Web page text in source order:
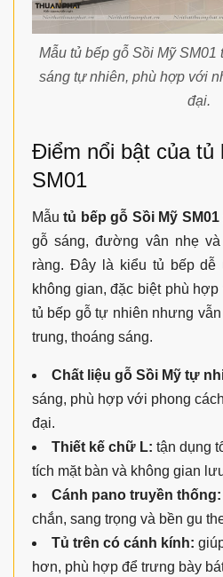
Mẫu tủ bếp gỗ Sồi Mỹ SM01
sáng tự nhiên, phù hợp với
đại.
Điểm nổi bật của tủ
SM01
Mẫutủ bếp gỗ Sồi Mỹ SM01
gỗ sáng, đường vân nhẹ
ràng. Đây là kiểu tủ bếp dễ
không gian, đặc biệt phù
tủ bếp gỗ tự nhiên nhưng
trung, thoáng sáng.
Chất liệu gỗ Sồi Mỹ tự
sáng, phù hợp với phong
đại.
Thiết kế chữ L: tận dụng
tích mặt bàn và không gian
Cánh pano truyền thống:
chắn, sang trọng và bền gu
Tủ trên có cánh kính:
hơn, phù hợp để trưng bày